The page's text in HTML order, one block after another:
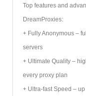
Top features and
DreamProxies:
+ Fully Anonymous –
servers
+ Ultimate Quality –
every proxy plan
+ Ultra-fast Speed –